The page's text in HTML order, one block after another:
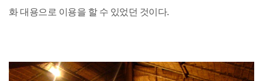
화 대용으로 이용을 할 수 있었던 것이다.